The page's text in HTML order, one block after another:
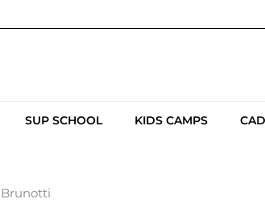
SUP SCHOOL KIDS CAMPS
Brunotti